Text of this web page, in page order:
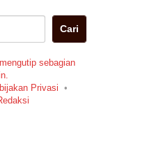
Cari
sebagian
Privasi